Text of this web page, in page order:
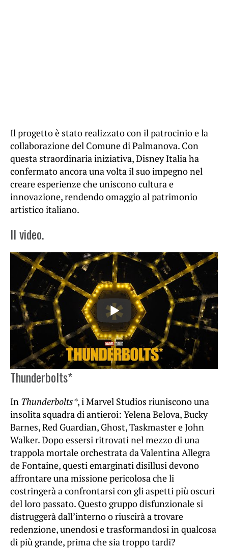
Il progetto è stato realizzato con il patrocinio e la
collaborazione del Comune di Palmanova. Con
questa straordinaria iniziativa, Disney Italia ha
confermato ancora una volta il suo impegno nel
creare esperienze che uniscono cultura e
innovazione, rendendo omaggio al patrimonio
artistico italiano.
Il video.
Thunderbolts*
In Thunderbolts*, i Marvel Studios riuniscono una
insolita squadra di antieroi: Yelena Belova, Bucky
Barnes, Red Guardian, Ghost, Taskmaster e John
Walker. Dopo essersi ritrovati nel mezzo di una
trappola mortale orchestrata da Valentina Allegra
de Fontaine, questi emarginati disillusi devono
affrontare una missione pericolosa che li
costringerà a confrontarsi con gli aspetti più oscuri
del loro passato. Questo gruppo disfunzionale si
distruggerà dall’interno o riuscirà a trovare
redenzione, unendosi e trasformandosi in qualcosa
di più grande, prima che sia troppo tardi?